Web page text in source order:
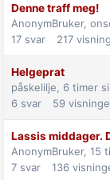
Denne traff meg!
AnonymBruker,
17 svar 217
Helgeprat
påskelilje, 6 timer
6 svar 59
Lassis middager.
AnonymBruker, 15
7 svar 136